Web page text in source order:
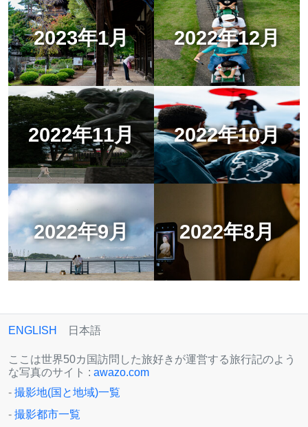
2023年1月 2022年12月
2022年11月 2022年10月
2022年9月 2022年8月
ENGLISH 日本語
ここは世界50カ国訪問した旅好きが運営する旅行記のよう
な写真のサイト : awazo.com
- 撮影地(国と地域)一覧
- 撮影都市一覧